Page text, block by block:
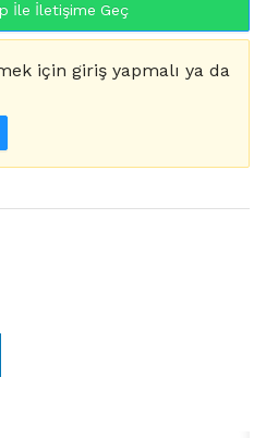
İle İletişime Geç
için giriş yapmalı ya da